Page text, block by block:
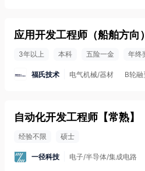
应用开发工程师（船舶方向）
3年以上 本科 五险一金 年终
福氏技术 电气机械/器材 B轮融
自动化开发工程师 【常熟】
经验不限 硕士
一径科技 电子/半导体/集成电路